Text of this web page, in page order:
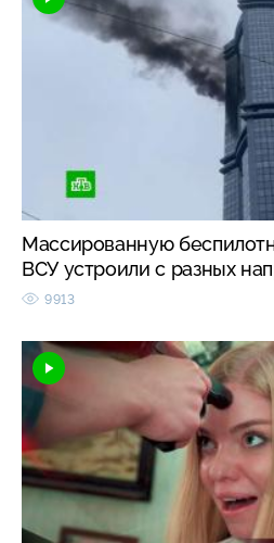
Массированную
ВСУ устроили с разных
9913